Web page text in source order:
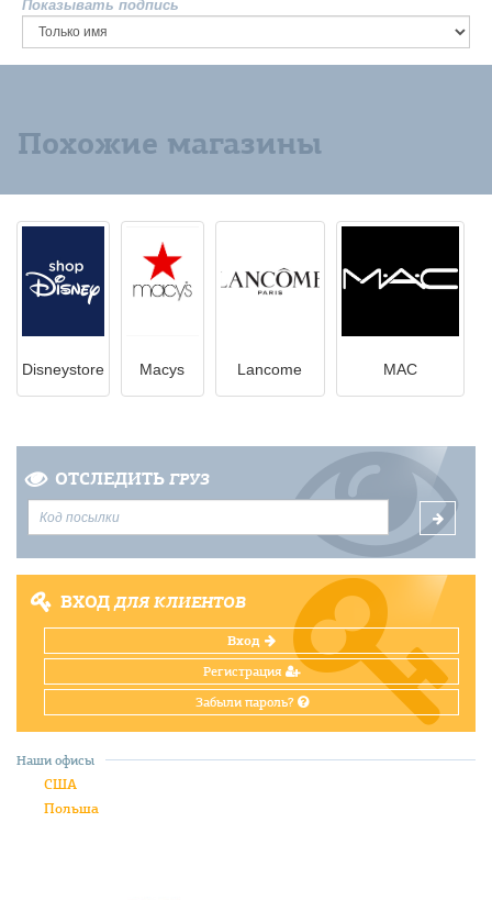
Показывать подпись
Похожие магазины
Disneystore Macys Lancome MAC
ОТСЛЕДИТЬ ГРУЗ
ВХОДДЛЯ КЛИЕНТОВ
Вход
Регистрация
Забыли пароль?
Наши офисы
США
Польша